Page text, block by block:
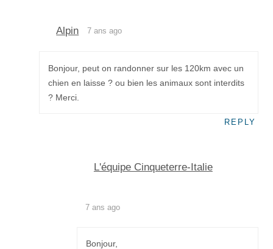
Alpin 7 ans ago
Bonjour, peut on randonner sur les 120km avec un
chien en laisse ? ou bien les animaux sont interdits
? Merci.
REPLY
L'équipe Cinqueterre-Italie
7 ans ago
Bonjour,